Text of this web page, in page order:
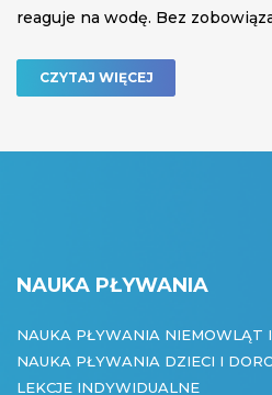
reaguje na wodę. Bez
CZYTAJ WIĘCEJ
NAUKA PŁYWANIA
NAUKA PŁYWANIA NIEMOWLĄT
NAUKA PŁYWANIA DZIECI I
LEKCJE INDYWIDUALNE